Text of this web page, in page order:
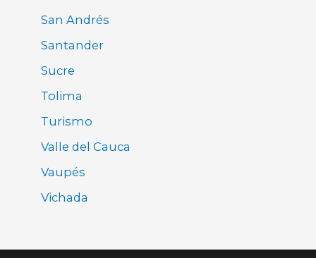
San Andrés
Santander
Sucre
Tolima
Turismo
Valle del Cauca
Vaupés
Vichada